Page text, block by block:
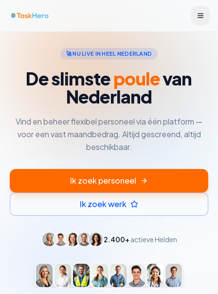
🚀 NU LIVE IN HEEL NEDERLAND
De slimstepoulevan
Nederland
Vind en beheer flexibel personeel via één platform —
voor een vast maandbedrag. Altijd gescreend, altijd
beschikbaar.
Ik zoek personeel
Ik zoek werk
2.400+ actieve Helden